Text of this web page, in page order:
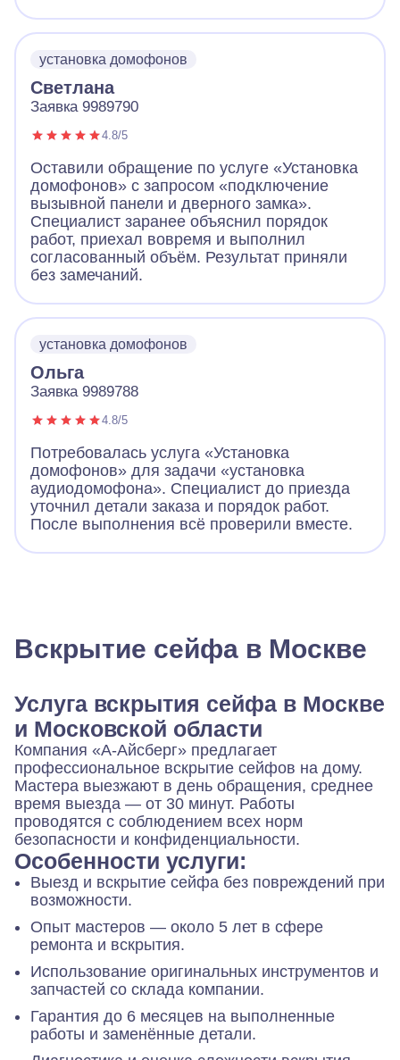
установка домофонов
Светлана
Заявка 9989790
4.8/5
Оставили обращение по услуге «Установка
домофонов» с запросом «подключение
вызывной панели и дверного замка».
Специалист заранее объяснил порядок
работ, приехал вовремя и выполнил
согласованный объём. Результат приняли
без замечаний.
установка домофонов
Ольга
Заявка 9989788
4.8/5
Потребовалась услуга «Установка
домофонов» для задачи «установка
аудиодомофона». Специалист до приезда
уточнил детали заказа и порядок работ.
После выполнения всё проверили вместе.
Вскрытие сейфа в Москве
Услуга вскрытия сейфа в Москве
и Московской области
Компания «А-Айсберг» предлагает
профессиональное вскрытие сейфов на дому.
Мастера выезжают в день обращения, среднее
время выезда — от 30 минут. Работы
проводятся с соблюдением всех норм
безопасности и конфиденциальности.
Особенности услуги:
Выезд и вскрытие сейфа без повреждений при
возможности.
Опыт мастеров — около 5 лет в сфере
ремонта и вскрытия.
Использование оригинальных инструментов и
запчастей со склада компании.
Гарантия до 6 месяцев на выполненные
работы и заменённые детали.